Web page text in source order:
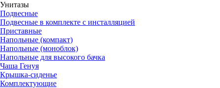
Унитазы
Подвесные
Подвесные в комплекте с инсталляцией
Приставные
Напольные (компакт)
Напольные (моноблок)
Напольные для высокого бачка
Чаша Генуя
Крышка-сиденье
Комплектующие